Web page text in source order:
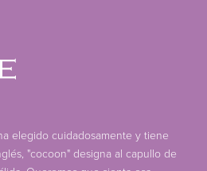
elegido cuidadosamente y tiene
"cocoon" designa al capullo de